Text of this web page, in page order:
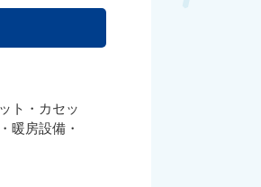
ト・カセッ
暖房設備・